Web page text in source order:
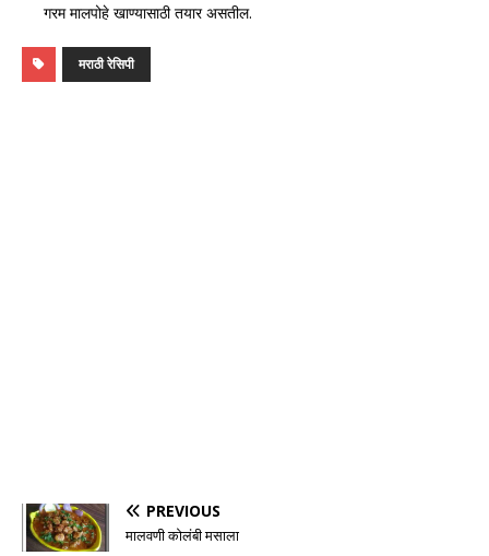
गरम मालपोहे खाण्यासाठी तयार असतील.
मराठी रेसिपी
PREVIOUS
मालवणी कोलंबी मसाला